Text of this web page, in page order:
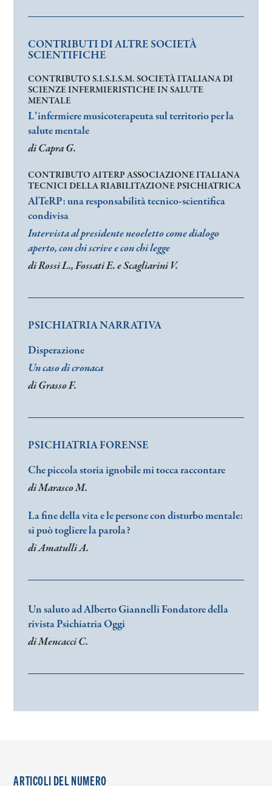
CONTRIBUTI DI ALTRE SOCIETÀ
SCIENTIFICHE
CONTRIBUTO S.I.S.I.S.M. SOCIETÀ ITALIANA DI
SCIENZE INFERMIERISTICHE IN SALUTE
MENTALE
L’infermiere musicoterapeuta sul territorio per la
salute mentale
di Capra G.
CONTRIBUTO AITERP ASSOCIAZIONE ITALIANA
TECNICI DELLA RIABILITAZIONE PSICHIATRICA
AlTeRP: una responsabilità tecnico-scientifica
condivisa
Intervista al presidente neoeletto come dialogo
aperto, con chi scrive e con chi legge
di Rossi L., Fossati E. e Scagliarini V.
PSICHIATRIA NARRATIVA
Disperazione
Un caso di cronaca
di Grasso F.
PSICHIATRIA FORENSE
Che piccola storia ignobile mi tocca raccontare
di Marasco M.
La fine della vita e le persone con disturbo mentale:
si può togliere la parola?
di Amatulli A.
Un saluto ad Alberto Giannelli Fondatore della
rivista Psichiatria Oggi
di Mencacci C.
ARTICOLI DEL NUMERO